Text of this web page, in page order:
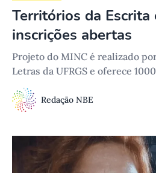
Territórios da Escrita
inscrições abertas
Projeto do MINC é realizado
Letras da UFRGS e oferece
Redação NBE